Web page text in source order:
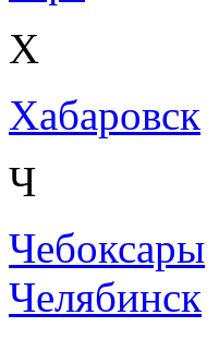
Х
Хабаровск
Ч
Чебоксары
Челябинск